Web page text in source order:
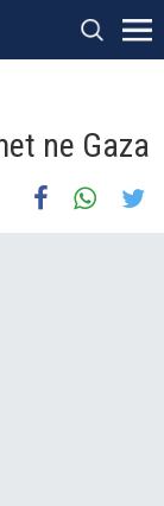
ne Gaza